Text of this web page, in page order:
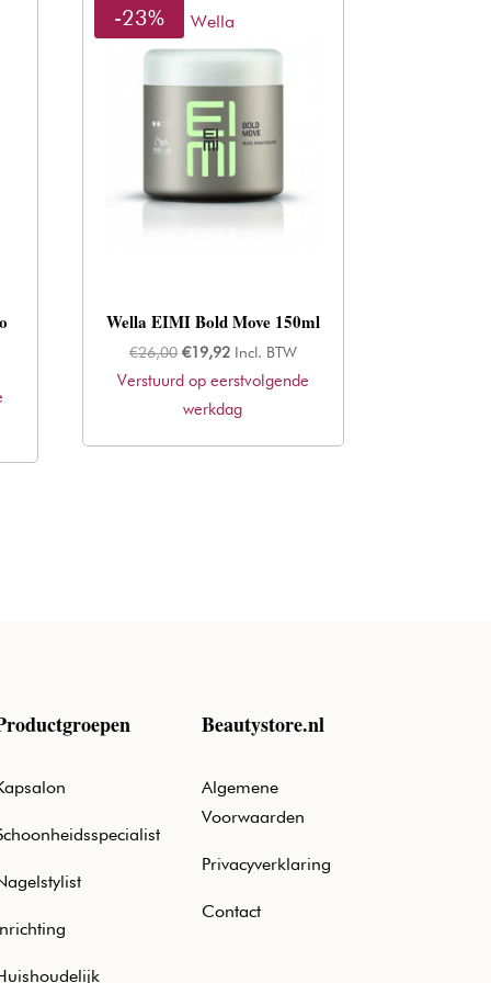
Wella
-23%
Wella EIMI Bold Move 150ml
€26,00 Oorspronkelijke
prijs
was:
€19,92Huidige
prijs
is:
Incl. BTW
Verstuurd op eerstvolgende
werkdag
Beautystore.nl
Algemene
Voorwaarden
Privacyverklaring
Contact